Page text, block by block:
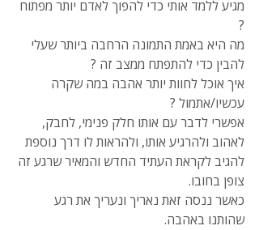
מגיע ללמד אותי כדי להפוך לאדם יותר מפתוח
?
מה היא באמת התמונה הרחבה ביותר שעלי
להבין כדי להתפתח ממצב זה ?
איך אוכל לחוות יותר אהבה במה שקרה
עכשיו/אתמול ?
אפשרי לדבר עם אותו חלק פנימי, לחבק,
לאהוב ולהרגיע אותו, ולהראות לו דרך נוספת
להגיב לקראת העתיד החדש והמאיר שרגע זה
צופן בחובו.
כאשר ננסה זאת נאריך ונעריך את רגע
שהותנו באהבה.